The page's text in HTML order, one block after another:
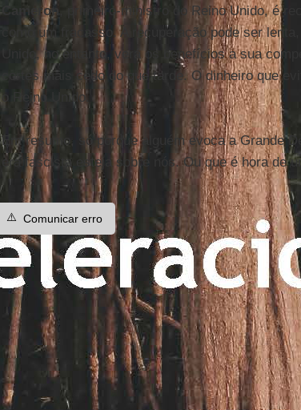
Cameron
, primeiro-ministro do Reino Unido, é
como um fracasso. A recuperação pode ser
Unido, no entanto, verá os benefícios a sua
cortes mais cedo do que tarde. O dinheiro que
o Reino Unido.
Em resumo, só porque alguém evoca a Grande
era fascista esteja sobre nós. Ou que é hora de
⚠️ Comunicar erro